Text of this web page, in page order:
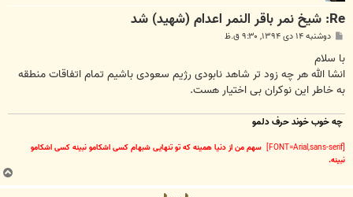
Re: شیخ نمر باقر النمر اعدام (شهید) شد
پ
ت
دوشنبه ۱۴ دی ۱۳۹۴, ۹:۳۰ ق.ظ
با سلام
انشا الله هر چه زود تر شاهد نابودی رژیم سعودی باشیم تمام اتفاقات منطقه
به خاطر این نوکران بی اختیار هست.
چه خوب خوند حرف دلمو
سهم من از دنیا همینه که تو تنهایی شبهام کسی اشکامو نبینه کسی اشکامو
نبینه.
ب
ا